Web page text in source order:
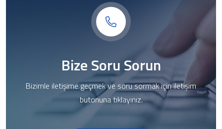
Bize Soru Sorun
Bizimle iletişime geçmek ve soru sormak için iletişim
butonuna tıklayınız.